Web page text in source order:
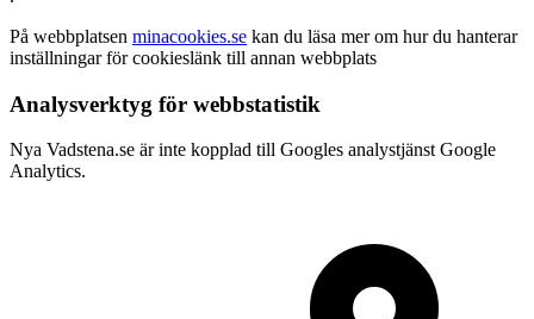
På webbplatsen minacookies.se kan du läsa mer om hur du hanterar
inställningar för cookieslänk till annan webbplats
Analysverktyg för webbstatistik
Nya Vadstena.se är inte kopplad till Googles analystjänst Google
Analytics.